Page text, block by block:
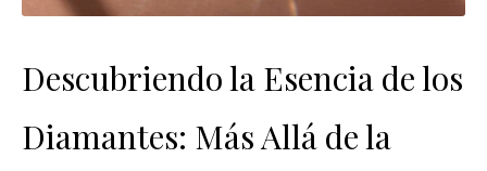
Descubriendo la Esencia de los
Diamantes: Más Allá de la